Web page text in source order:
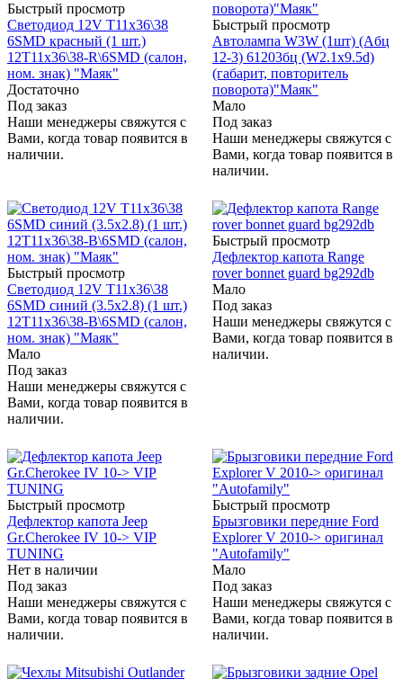
Быстрый просмотр
Светодиод 12V T11x36\38
6SMD красный (1 шт.)
12T11x36\38-R\6SMD (салон,
ном. знак) "Маяк"
Достаточно
Под заказ
Наши менеджеры свяжутся с
Вами, когда товар появится в
наличии.
Быстрый просмотр
Автолампа W3W (1шт) (Aбц
12-3) 61203бц (W2.1x9.5d)
(габарит, повторитель
поворота)"Маяк"
Мало
Под заказ
Наши менеджеры свяжутся с
Вами, когда товар появится в
наличии.
Быстрый просмотр
Светодиод 12V T11x36\38
6SMD синий (3.5x2.8) (1 шт.)
12T11x36\38-B\6SMD (салон,
ном. знак) "Маяк"
Мало
Под заказ
Наши менеджеры свяжутся с
Вами, когда товар появится в
наличии.
Быстрый просмотр
Дефлектор капота Range
rover bonnet guard bg292db
Мало
Под заказ
Наши менеджеры свяжутся с
Вами, когда товар появится в
наличии.
Быстрый просмотр
Дефлектор капота Jeep
Gr.Cherokee IV 10-> VIP
TUNING
Нет в наличии
Под заказ
Наши менеджеры свяжутся с
Вами, когда товар появится в
наличии.
Быстрый просмотр
Брызговики передние Ford
Explorer V 2010-> оригинал
"Autofamily"
Мало
Под заказ
Наши менеджеры свяжутся с
Вами, когда товар появится в
наличии.